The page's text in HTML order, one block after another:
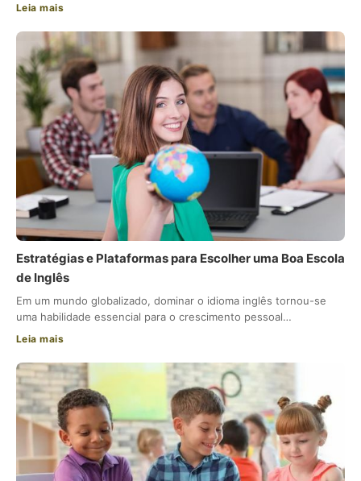
Leia mais
Estratégias e Plataformas para Escolher uma Boa Escola
de Inglês
Em um mundo globalizado, dominar o idioma inglês tornou-se
uma habilidade essencial para o crescimento pessoal…
Leia mais